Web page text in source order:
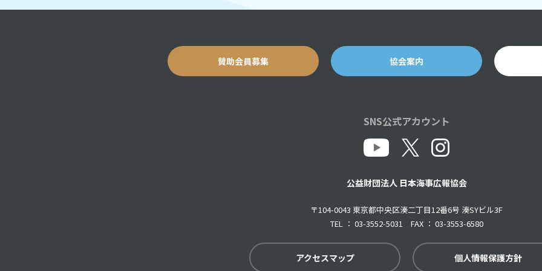
賛助会員募集 協会案内
SNS公式アカウント
公益財団法人 日本海事広報協会
〒104-0043 東京都中央区湊二丁目12番6号 湊SYビル3F
TEL ： 03-3552-5031 FAX ： 03-3553-6580
アクセスマップ 個人情報保護方針